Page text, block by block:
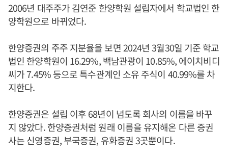
2006년 대주주가 김연준 한양학원 설립자에서 학교법인 한
양학원으로 바뀌었다.
한양증권의 주주 지분율을 보면 2024년 3월30일 기준 학교
법인 한양학원이 16.29%, 백남관광이 10.85%, 에이치비디
씨가 7.45% 등으로 특수관계인 소유 주식이 40.99%를 차
지한다.
한양증권은 설립 이후 68년이 넘도록 회사의 이름을 바꾸
지 않았다. 한양증권처럼 원래 이름을 유지해온 다른 증권
사는 신영증권, 부국증권, 유화증권 3곳뿐이다.